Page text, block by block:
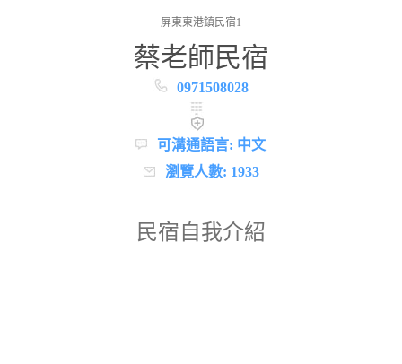
屏東東港鎮民宿1
蔡老師民宿
0971508028
可溝通語言: 中文
瀏覽人數: 1933
民宿自我介紹